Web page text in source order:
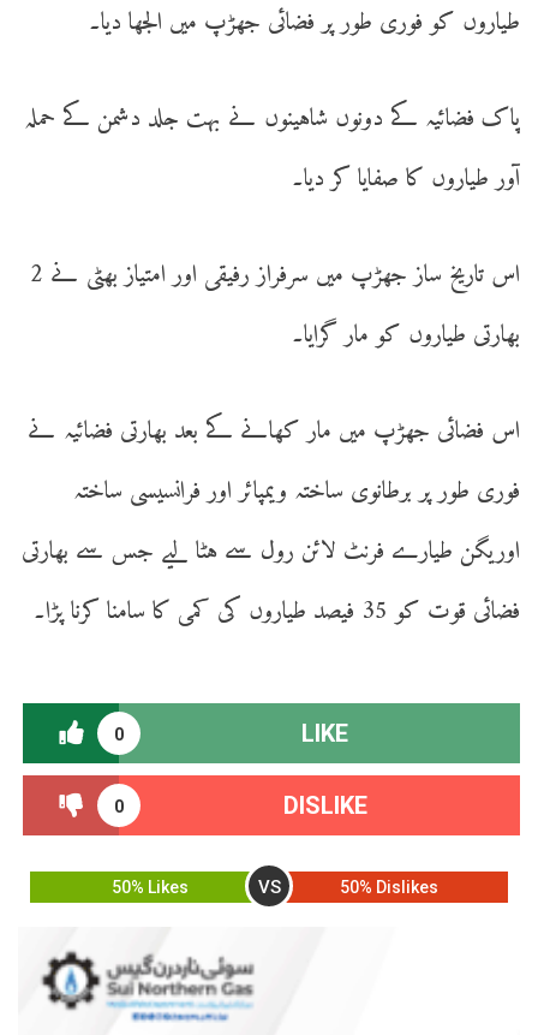
طیاروں کو فوری طور پر فضائی جھڑپ میں الجھا دیا۔
پاک فضائیہ کے دونوں شاہینوں نے بہت جلد دشمن کے حملہ
آور طیاروں کا صفایا کر دیا۔
اس تاریخ ساز جھڑپ میں سرفراز رفیقی اور امتیاز بھٹی نے 2
بھارتی طیاروں کو مار گرایا۔
اس فضائی جھڑپ میں مار کھانے کے بعد بھارتی فضائیہ نے
فوری طور پر برطانوی ساختہ ویمپائر اور فرانسیسی ساختہ
اوریگن طیارے فرنٹ لائن رول سے ہٹا لیے جس سے بھارتی
فضائی قوت کو 35 فیصد طیاروں کی کمی کا سامنا کرنا پڑا۔
0 LIKE
0 DISLIKE
50% Likes VS 50% Dislikes